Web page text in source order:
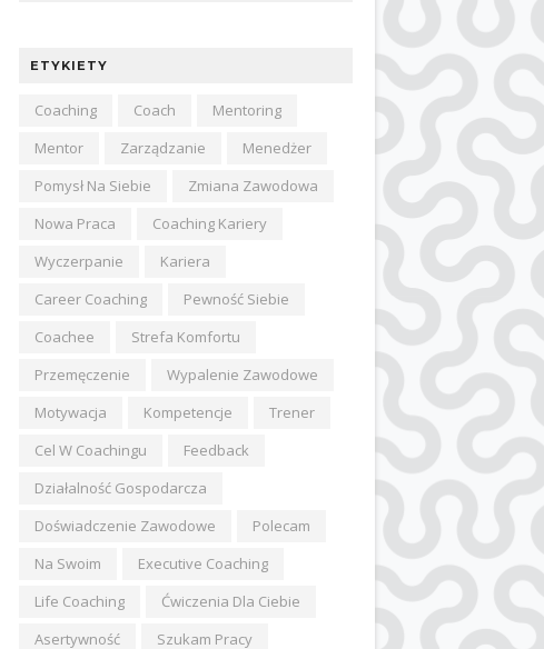
ETYKIETY
Coaching Coach
Mentoring
Mentor
Zarządzanie
Menedżer
Pomysł Na Siebie
Zmiana Zawodowa
Nowa Praca
Coaching Kariery
Wyczerpanie
Kariera
Career Coaching
Pewność Siebie
Coachee
Strefa Komfortu
Przemęczenie
Wypalenie Zawodowe
Motywacja
Kompetencje
Trener
Cel W Coachingu
Feedback
Działalność Gospodarcza
Doświadczenie Zawodowe
Polecam
Na Swoim
Executive Coaching
Life Coaching
Ćwiczenia Dla Ciebie
Asertywność
Szukam Pracy